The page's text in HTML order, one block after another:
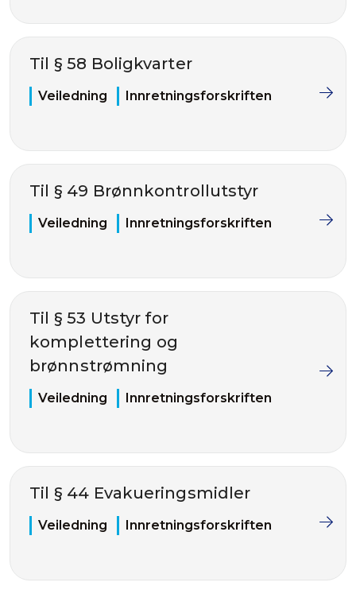
Til § 58 Boligkvarter
Veiledning Innretningsforskriften
Til § 49 Brønnkontrollutstyr
Veiledning Innretningsforskriften
Til § 53 Utstyr for
komplettering og
brønnstrømning
Veiledning Innretningsforskriften
Til § 44 Evakueringsmidler
Veiledning Innretningsforskriften